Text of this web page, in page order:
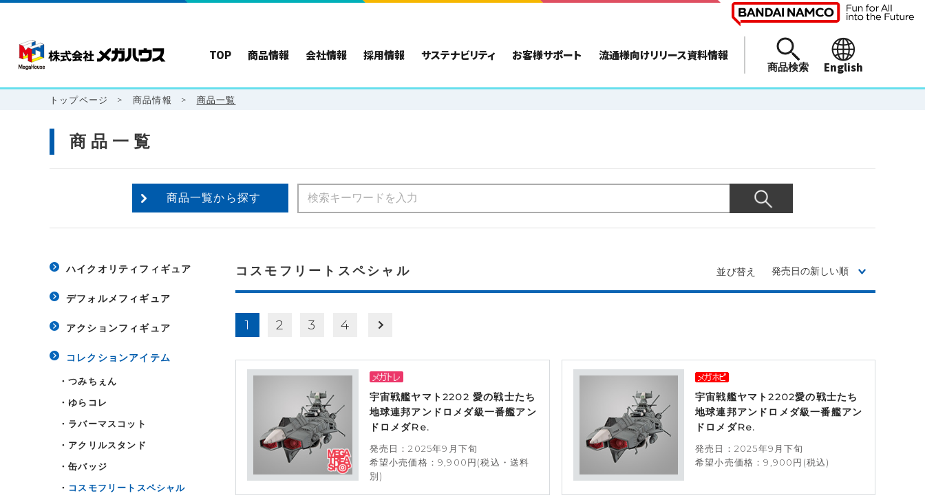
TOP 商品情報 会社情報 採用情報 サステナビリティ お客様サポート 流通様向けリリース資料情報
商品検索 English
トップページ > 商品情報 > 商品一覧
商品一覧
商品一覧から探す
ハイクオリティフィギュア
デフォルメフィギュア
アクションフィギュア
コレクションアイテム
・つみちぇん
・ゆらコレ
・ ラバーマスコット
・ アクリルスタンド
・缶バッジ
・ コスモフリートスペシャル
コスモフリートスペシャル 並び替え
1 2 3 4
宇宙戦艦ヤマト2202 愛の戦士たち
地球連邦アンドロメダ級一番艦アン
ドロメダRe.
発売日：2025年9月下旬
希望小売価格：9,900円(税込・送料
別)
宇宙戦艦ヤマト2202愛の戦士たち
地球連邦アンドロメダ級一番艦アン
ドロメダRe.
発売日：2025年9月下旬
希望小売価格：9,900円(税込)